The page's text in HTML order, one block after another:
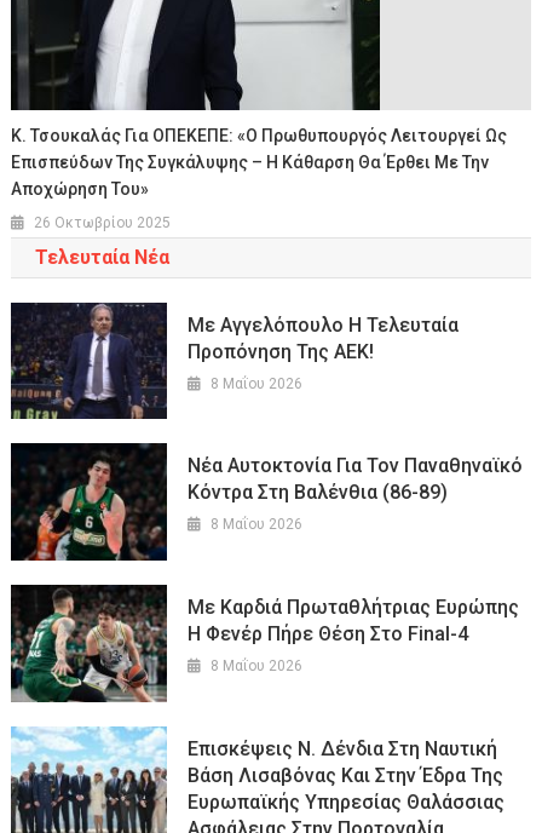
Κ. Τσουκαλάς Για ΟΠΕΚΕΠΕ: «Ο Πρωθυπουργός Λειτουργεί Ως
Επισπεύδων Της Συγκάλυψης – Η Κάθαρση Θα Έρθει Με Την
Αποχώρηση Του»
26 Οκτωβρίου 2025
Τελευταία Νέα
Με Αγγελόπουλο Η Τελευταία
Προπόνηση Της ΑΕΚ!
8 Μαΐου 2026
Νέα Αυτοκτονία Για Τον Παναθηναϊκό
Κόντρα Στη Βαλένθια (86-89)
8 Μαΐου 2026
Με Καρδιά Πρωταθλήτριας Ευρώπης
Η Φενέρ Πήρε Θέση Στο Final-4
8 Μαΐου 2026
Επισκέψεις Ν. Δένδια Στη Ναυτική
Βάση Λισαβόνας Και Στην Έδρα Της
Ευρωπαϊκής Υπηρεσίας Θαλάσσιας